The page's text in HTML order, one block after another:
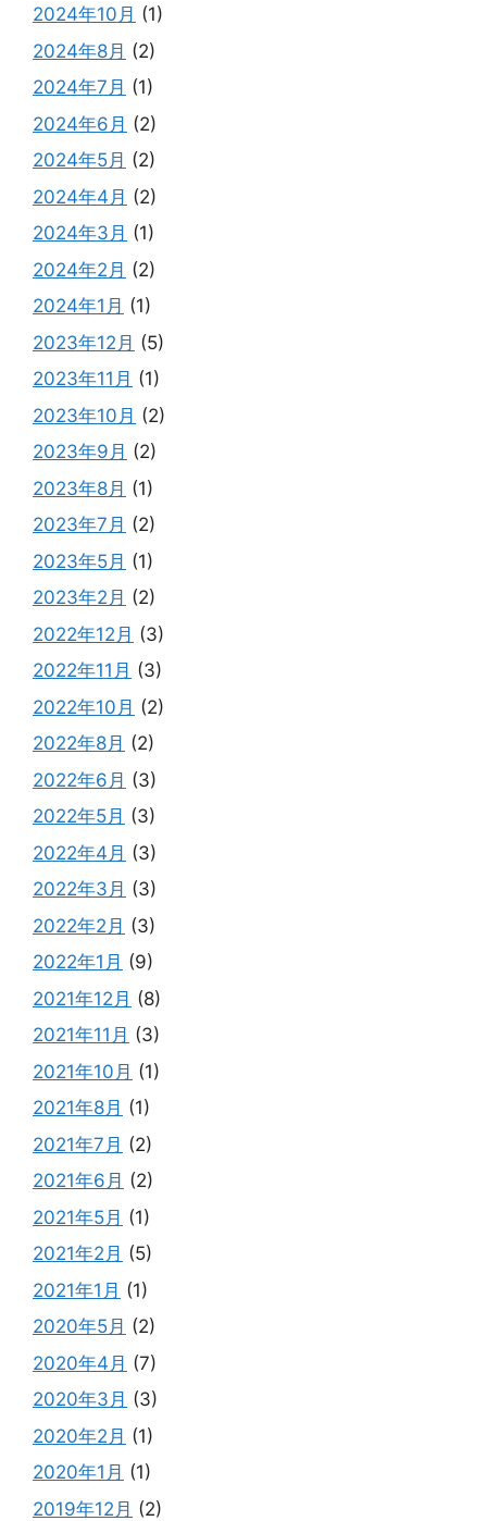
2024年10月 (1)
2024年8月 (2)
2024年7月 (1)
2024年6月 (2)
2024年5月 (2)
2024年4月 (2)
2024年3月 (1)
2024年2月 (2)
2024年1月 (1)
2023年12月 (5)
2023年11月 (1)
2023年10月 (2)
2023年9月 (2)
2023年8月 (1)
2023年7月 (2)
2023年5月 (1)
2023年2月 (2)
2022年12月 (3)
2022年11月 (3)
2022年10月 (2)
2022年8月 (2)
2022年6月 (3)
2022年5月 (3)
2022年4月 (3)
2022年3月 (3)
2022年2月 (3)
2022年1月 (9)
2021年12月 (8)
2021年11月 (3)
2021年10月 (1)
2021年8月 (1)
2021年7月 (2)
2021年6月 (2)
2021年5月 (1)
2021年2月 (5)
2021年1月 (1)
2020年5月 (2)
2020年4月 (7)
2020年3月 (3)
2020年2月 (1)
2020年1月 (1)
2019年12月 (2)